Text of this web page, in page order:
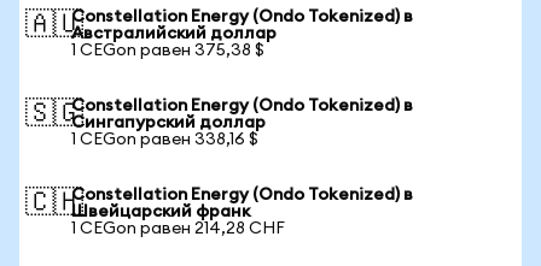
🇦🇺Constellation Energy (Ondo Tokenized) в
Австралийский доллар
1 CEGon равен 375,38 $
🇸🇬Constellation Energy (Ondo Tokenized) в
Сингапурский доллар
1 CEGon равен 338,16 $
🇨🇭Constellation Energy (Ondo Tokenized) в
Швейцарский франк
1 CEGon равен 214,28 CHF